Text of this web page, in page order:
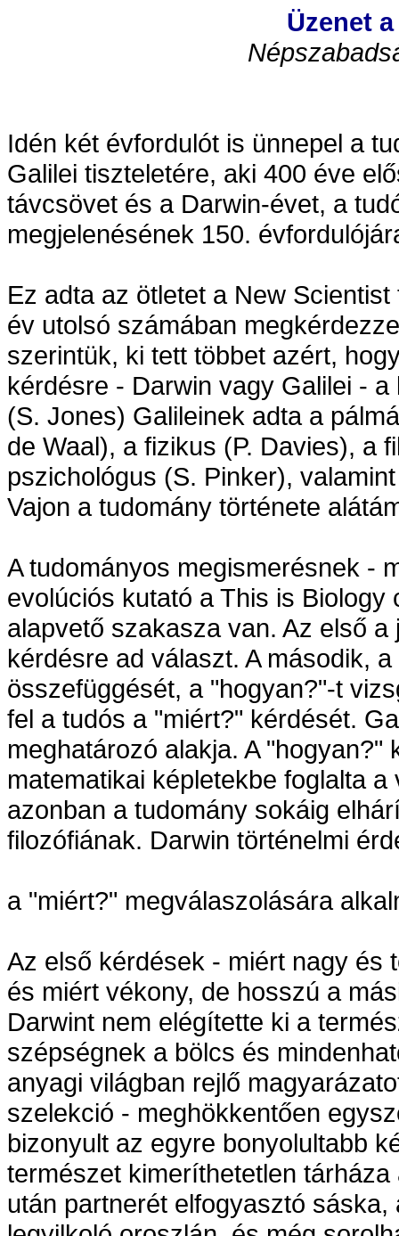
Üzenet
Idén két évfordulót is ünnepel a
Galilei tiszteletére, aki 400 éve
távcsövet és a Darwin-évet, a
megjelenésének 150.
Ez adta az ötletet a New
év utolsó számában
szerintük, ki tett többet azért,
kérdésre - Darwin vagy Galilei -
(S. Jones) Galileinek adta a
de Waal), a fizikus (P. Davies), a
pszichológus (S. Pinker),
Vajon a tudomány története
A tudományos megismerésnek -
evolúciós kutató a This is
alapvető szakasza van. Az első
kérdésre ad választ. A második,
összefüggését, a "hogyan?"-t
fel a tudós a "miért?" kérdését.
meghatározó alakja. A
matematikai képletekbe foglalta
azonban a tudomány sokáig
filozófiának. Darwin történelmi
a "miért?" megválaszolására
Az első kérdések - miért nagy és
és miért vékony, de hosszú a
Darwint nem elégítette ki a
szépségnek a bölcs és
anyagi világban rejlő
szelekció - meghökkentően
bizonyult az egyre bonyolultabb
természet kimeríthetetlen
után partnerét elfogyasztó